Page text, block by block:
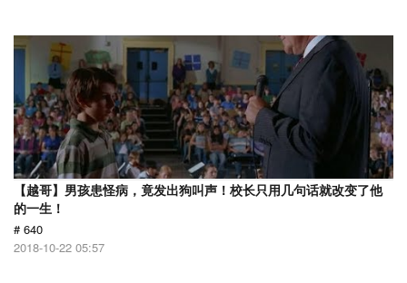
【越哥】男孩患怪病，竟发出狗叫声！校长只用几句话就改变了他
的一生！
# 640
2018-10-22 05:57